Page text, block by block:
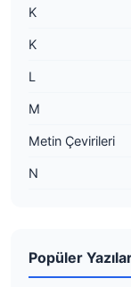
K
K
L
M
Metin Çevirileri
N
Popüler